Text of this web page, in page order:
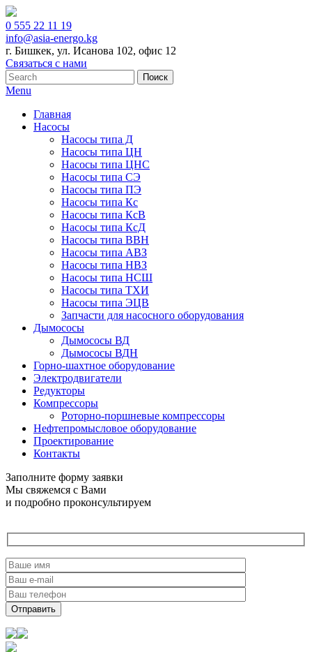
0 555 22 11 19
info@asia-energo.kg
г. Бишкек, ул. Исанова 102, офис 12
Связаться с нами
Menu
Главная
Насосы
Насосы типа Д
Насосы типа ЦН
Насосы типа ЦНС
Насосы типа СЭ
Насосы типа ПЭ
Насосы типа Кс
Насосы типа КсВ
Насосы типа КсД
Насосы типа ВВН
Насосы типа АВЗ
Насосы типа НВЗ
Насосы типа НСШ
Насосы типа ТХИ
Насосы типа ЭЦВ
Запчасти для насосного оборудования
Дымососы
Дымососы ВД
Дымососы ВДН
Горно-шахтное оборудование
Электродвигатели
Редукторы
Компрессоры
Роторно-поршневые компрессоры
Нефтепромысловое оборудование
Проектирование
Контакты
Заполните форму заявки
Мы свяжемся с Вами
и подробно проконсультируем